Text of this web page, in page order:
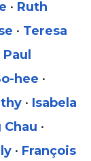
• Ruth
• Teresa
Paul
hee •
• Isabela
Chau •
• François